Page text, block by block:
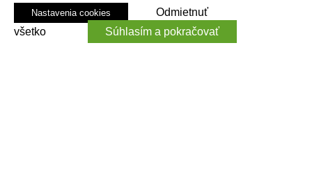
Nastavenia cookies
Odmietnuť
všetko
Súhlasím a pokračovať